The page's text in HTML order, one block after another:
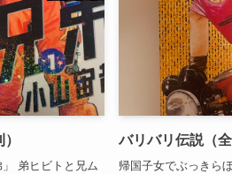
弟ヒビトと兄ム
バリバリ伝説（全
帰国子女でぶっきら